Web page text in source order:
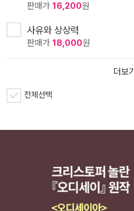
판매가 16,200원
사유와 상상력
판매가 18,000원
더보기
전체선택